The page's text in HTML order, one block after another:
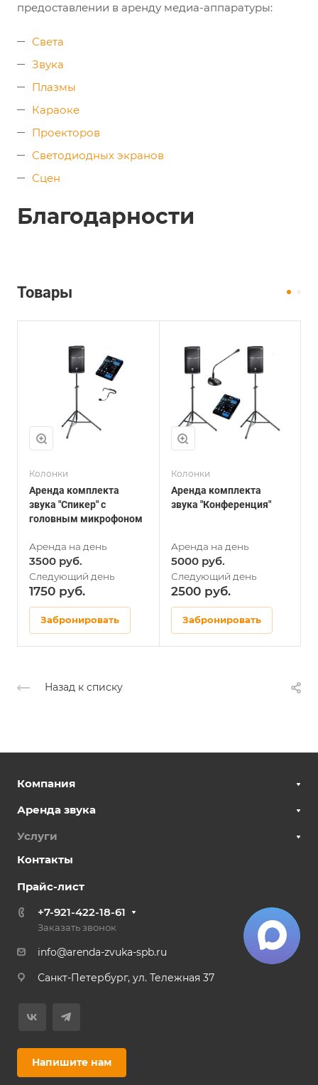
предоставлении в аренду медиа-аппаратуры:
Света
Звука
Плазмы
Караоке
Проекторов
Светодиодных экранов
Сцен
Благодарности
Товары
Колонки
Аренда комплекта
звука "Спикер" с
головным микрофоном
3500
1750
Забронировать
Колонки
Аренда комплекта
звука "Конференция"
5000
2500
Забронировать
Назад к списку
Компания
Аренда звука
Услуги
Контакты
Прайс-лист
+7-921-422-18-61
Заказать звонок
info@arenda-zvuka-spb.ru
Санкт-Петербург, ул. Тележная 37
Напишите нам